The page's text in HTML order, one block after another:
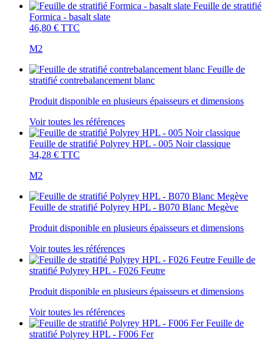
Feuille de stratifié
Formica - basalt slate
46,80 € TTC
M2
Feuille de
stratifié contrebalancement blanc
Produit disponible en plusieurs épaisseurs et dimensions
Voir toutes les références
Feuille de stratifié Polyrey HPL - 005 Noir classique
34,28 € TTC
M2
Feuille de stratifié Polyrey HPL - B070 Blanc Megève
Produit disponible en plusieurs épaisseurs et dimensions
Voir toutes les références
Feuille de
stratifié Polyrey HPL - F026 Feutre
Produit disponible en plusieurs épaisseurs et dimensions
Voir toutes les références
Feuille de
stratifié Polyrey HPL - F006 Fer